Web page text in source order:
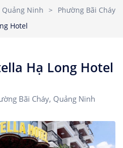
5 6 7
8
12 13
26 27
29
Quảng Ninh >
Phường Bãi Cháy
Hotel
Hạ Long Hotel
Bãi Cháy, Quảng Ninh